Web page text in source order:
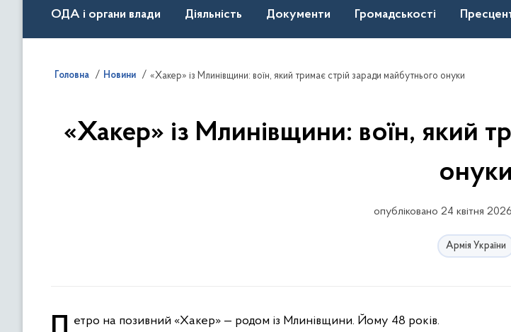
ОДА і органи влади Діяльність Документи Громадськості
Головна Новини «Хакер» із Млинівщини: воїн, який тримає стрій заради майбутнього онуки
«Хакер» із Млинівщини: воїн, який
онуки
опубліковано 24 квітня
Армія України
Петро на позивний «Хакер» — родом із Млинівщини. Йому 48 років.